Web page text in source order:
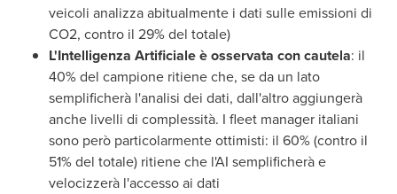
veicoli analizza abitualmente i dati sulle emissioni di
CO2, contro il 29% del totale)
L'Intelligenza Artificiale è osservata con cautela: il
40% del campione ritiene che, se da un lato
semplificherà l'analisi dei dati, dall'altro aggiungerà
anche livelli di complessità. I fleet manager italiani
sono però particolarmente ottimisti: il 60% (contro il
51% del totale) ritiene che l'AI semplificherà e
velocizzerà l'accesso ai dati